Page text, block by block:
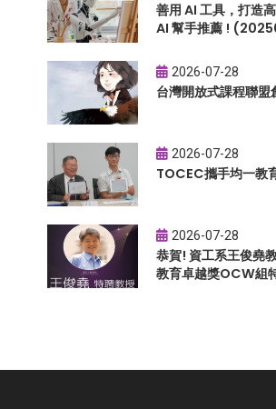
善用 AI 工具，打造
AI 幫手推薦 !
2026-07-28
台灣開放式課程聯
2026-07-28
TOCEC攜手均一教
2026-07-28
恭賀! 資工系王俊堯
教育卓越獎OCW組